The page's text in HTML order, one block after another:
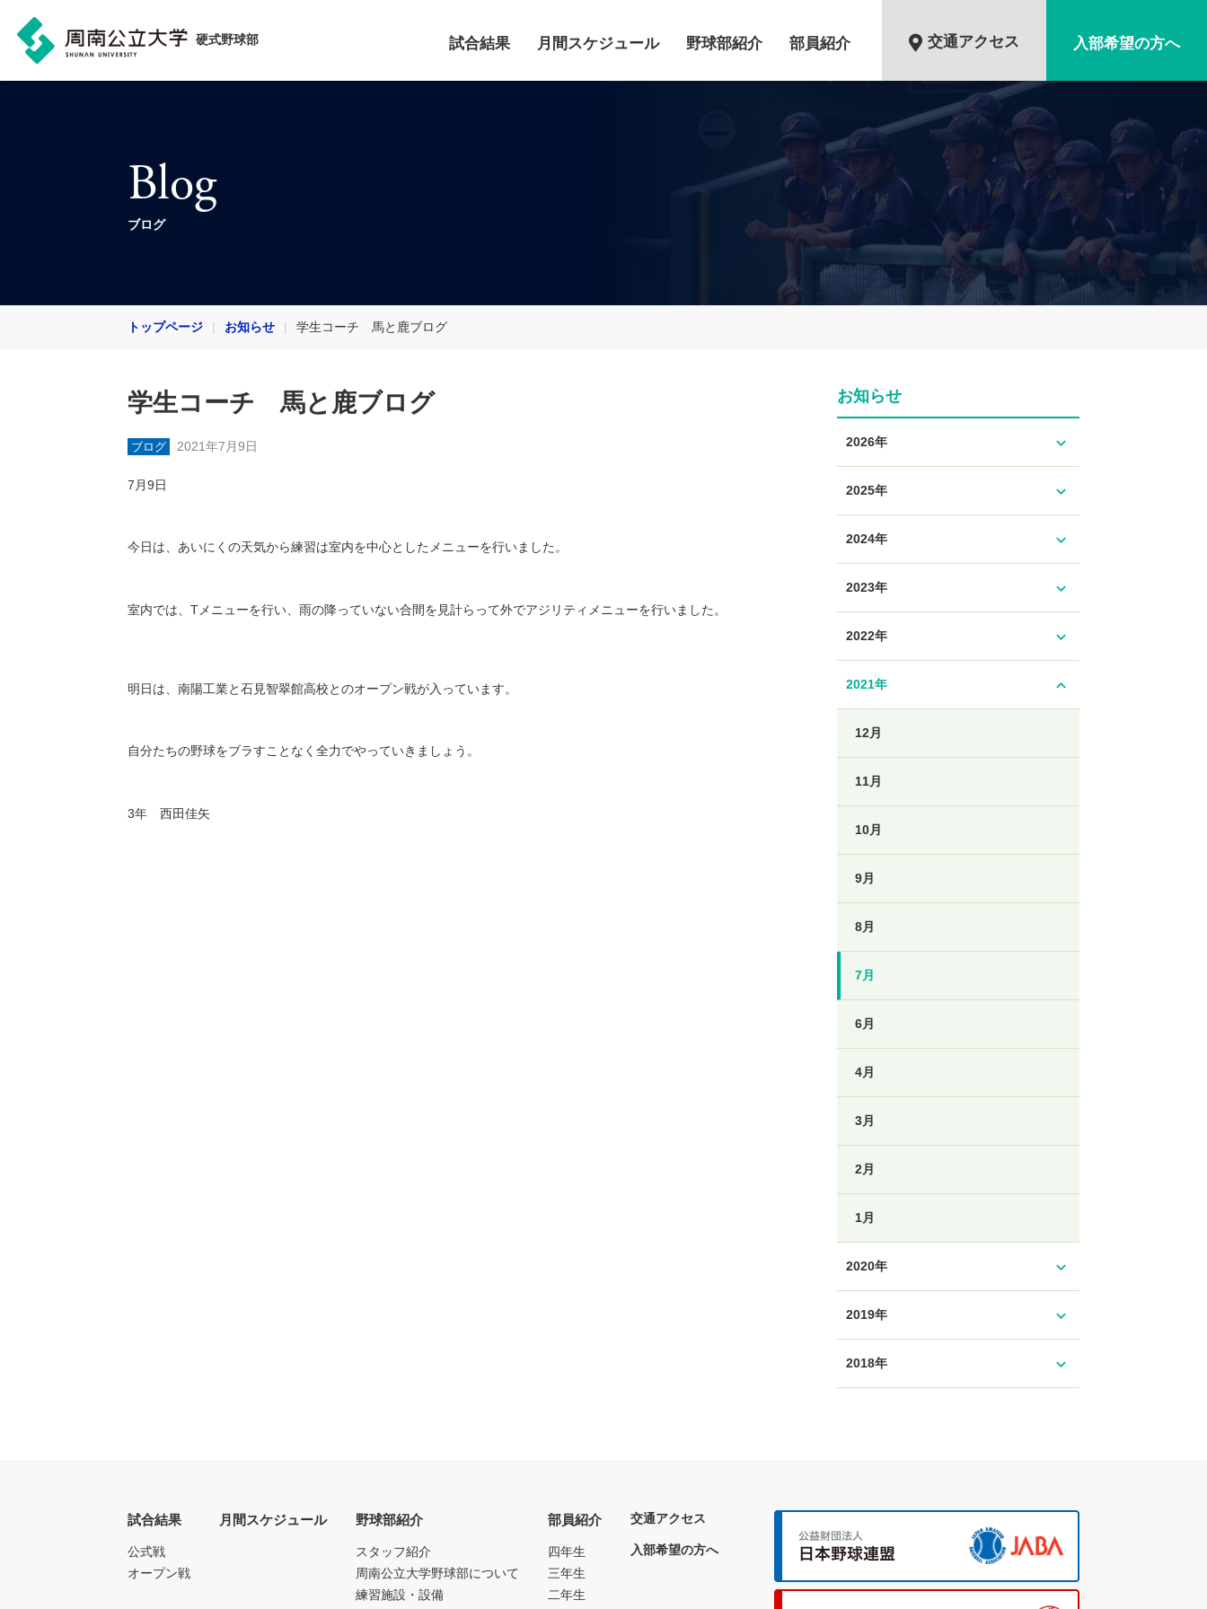
硬式野球部 試合結果 月間スケジュール 野球部紹介 部員紹介 交通アクセス 入部希望の方へ
Blog
ブログ
トップページ お知らせ 学生コーチ 馬と鹿ブログ
学生コーチ 馬と鹿ブログ
ブログ 2021年7月9日
7 月9日
今日は、あいにくの天気から練習は室内を中心としたメニューを行いました。
室内では、 T メニューを行い、雨の降っていない合間を見計らって外でアジリティメニューを行いました。
明日は、南陽工業と石見智翠館高校とのオープン戦が入っています。
自分たちの野球をブラすことなく全力でやっていきましょう。
3年 西田佳矢
お知らせ
2026年 expand_more
2025年 expand_more
2024年 expand_more
2023年 expand_more
2022年 expand_more
2021年 expand_less
12月
11月
10月
9月
8月
7月
6月
4月
3月
2月
1月
2020年 expand_more
2019年 expand_more
2018年 expand_more
試合結果
公式戦
オープン戦
月間スケジュール 野球部紹介
スタッフ紹介
周南公立大学野球部について
練習施設・設備
部員紹介
四年生
三年生
二年生
交通アクセス
入部希望の方へ